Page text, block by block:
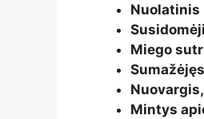
Nuolatinis
Miego
Mintys